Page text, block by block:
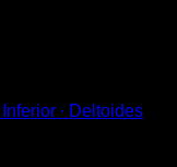
∙ Deltoides